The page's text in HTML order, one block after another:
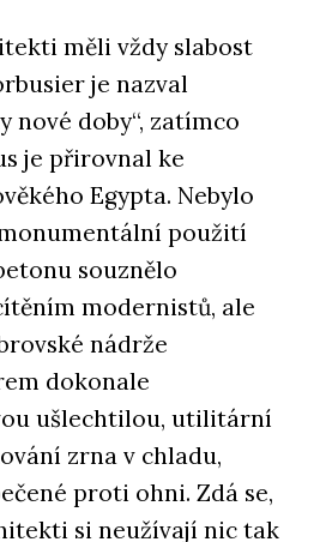
měli vždy slabost
je nazval
nové doby“, zatímco
je přirovnal ke
Egypta. Nebylo
použití
souznělo
modernistů, ale
nádrže
dokonale
ušlechtilou, utilitární
zrna v chladu,
proti ohni. Zdá se,
si neužívají nic tak